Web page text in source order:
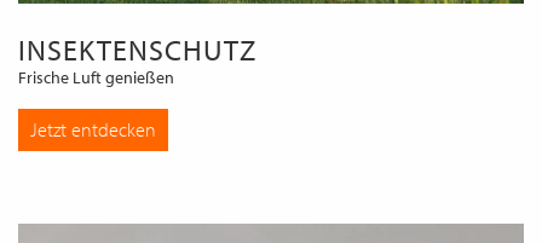
INSEKTENSCHUTZ
Frische Luft genießen
Jetzt entdecken